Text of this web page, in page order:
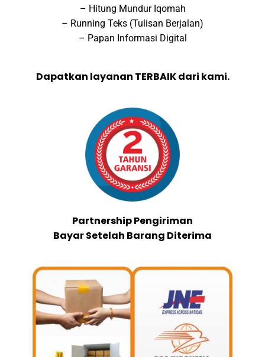
– Hitung Mundur Iqomah
– Running Teks (Tulisan Berjalan)
– Papan Informasi Digital
Dapatkan layanan TERBAIK dari kami.
Partnership Pengiriman
Bayar Setelah Barang Diterima